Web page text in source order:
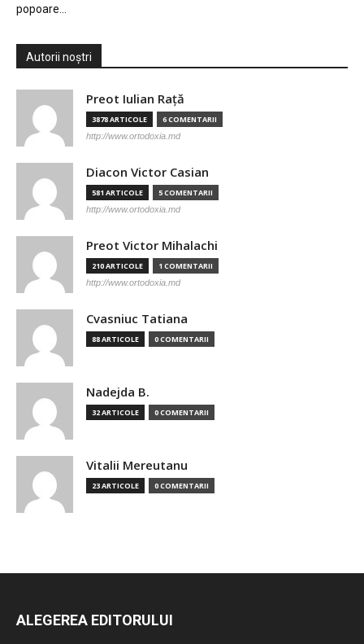
popoare…
Autorii noștri
Preot Iulian Raţă
3878 ARTICOLE 6 COMENTARII
http://www.ortodoxia.md
Diacon Victor Casian
581 ARTICOLE 5 COMENTARII
http://www.ortodoxia.md
Preot Victor Mihalachi
210 ARTICOLE 1 COMENTARII
http://www.ortodoxia.md
Cvasniuc Tatiana
88 ARTICOLE 0 COMENTARII
Nadejda B.
32 ARTICOLE 0 COMENTARII
Vitalii Mereutanu
23 ARTICOLE 0 COMENTARII
ALEGEREA EDITORULUI